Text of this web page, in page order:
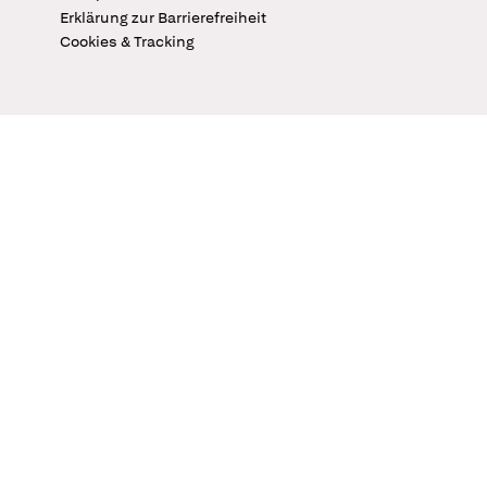
Erklärung zur Barrierefreiheit
Cookies & Tracking